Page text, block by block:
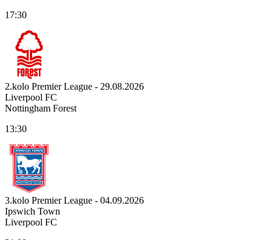
17:30
2.kolo Premier League - 29.08.2026
Liverpool FC
Nottingham Forest
13:30
3.kolo Premier League - 04.09.2026
Ipswich Town
Liverpool FC